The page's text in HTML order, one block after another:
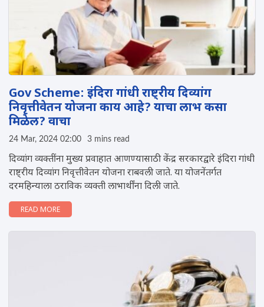
Gov Scheme: इंदिरा गांधी राष्ट्रीय दिव्यांग
निवृत्तीवेतन योजना काय आहे? याचा लाभ कसा
मिळेल? वाचा
24 Mar, 2024 02:00 3 mins read
दिव्यांग व्यक्तींना मुख्य प्रवाहात आणण्यासाठी केंद्र सरकारद्वारे इंदिरा गांधी
राष्ट्रीय दिव्यांग निवृत्तीवेतन योजना राबवली जाते. या योजनेंतर्गत
दरमहिन्याला ठराविक व्यक्ती लाभार्थींना दिली जाते.
READ MORE